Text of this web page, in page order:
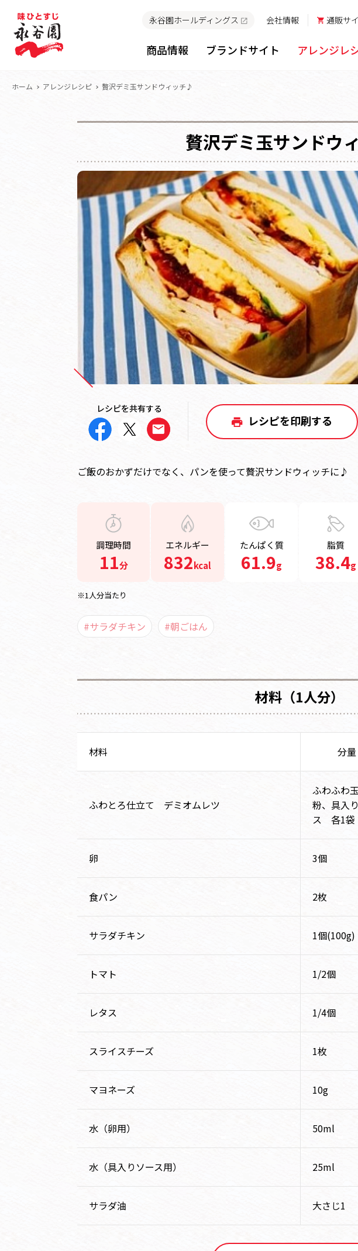
永谷園ホールディングス 会社情報 通販サ
商品情報 ブランドサイト アレンジレ
ホーム アレンジレシピ 贅沢デミ玉サンドウィッチ♪
贅沢デミ玉サンドウ
レシピを共有する
レシピを印刷する
ご飯のおかずだけでなく、パンを使って贅沢サンドウィッチに♪
調理時間
11分
エネルギー
832kcal
たんぱく質
61.9g
脂質
38.4g
※1人分当たり
#サラダチキン #朝ごはん
材料（1人分）
材料 分量
ふわとろ仕立て デミオムレツ
ふわふわ
粉、具入
ス 各1袋
卵 3個
食パン 2枚
サラダチキン 1個(100g)
トマト 1/2個
レタス 1/4個
スライスチーズ 1枚
マヨネーズ 10g
水（卵用） 50ml
水（具入りソース用） 25ml
サラダ油 大さじ1